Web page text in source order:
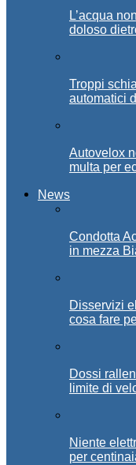
L’acqua
doloso
Troppi
automatici
Autovelox
multa per
News
Condotta
in mezza
Disservizi
cosa fare
Dossi
limite di
Niente
per